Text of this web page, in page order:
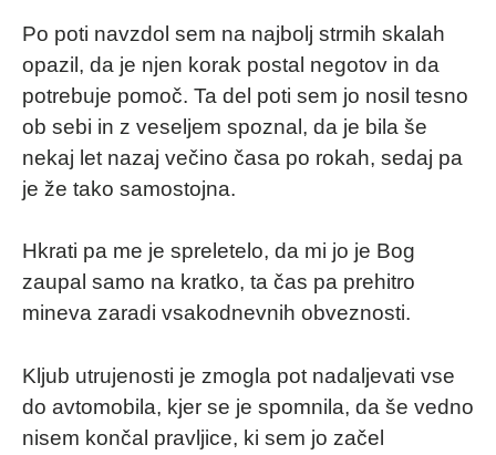
Po poti navzdol sem na najbolj strmih skalah
opazil, da je njen korak postal negotov in da
potrebuje pomoč. Ta del poti sem jo nosil tesno
ob sebi in z veseljem spoznal, da je bila še
nekaj let nazaj večino časa po rokah, sedaj pa
je že tako samostojna.
Hkrati pa me je spreletelo, da mi jo je Bog
zaupal samo na kratko, ta čas pa prehitro
mineva zaradi vsakodnevnih obveznosti.
Kljub utrujenosti je zmogla pot nadaljevati vse
do avtomobila, kjer se je spomnila, da še vedno
nisem končal pravljice, ki sem jo začel